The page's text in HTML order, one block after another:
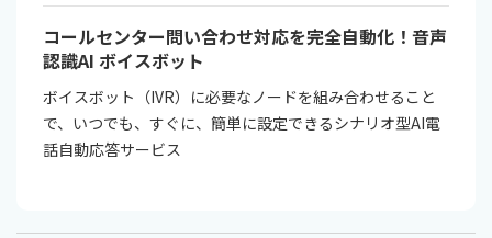
コールセンター問い合わせ対応を完全自動化！音声
認識AI ボイスボット
ボイスボット（IVR）に必要なノードを組み合わせること
で、いつでも、すぐに、簡単に設定できるシナリオ型AI電
話自動応答サービス